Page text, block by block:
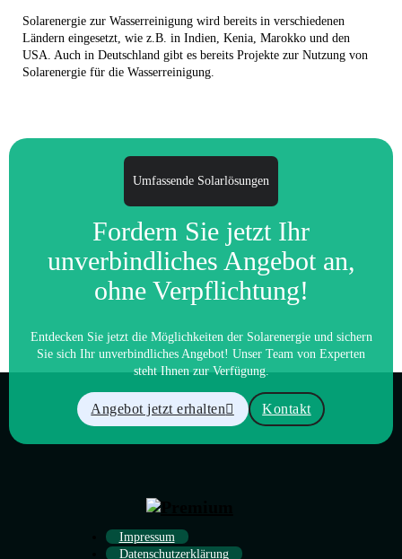
Solarenergie zur Wasserreinigung wird bereits in verschiedenen
Ländern eingesetzt, wie z.B. in Indien, Kenia, Marokko und den
USA. Auch in Deutschland gibt es bereits Projekte zur Nutzung von
Solarenergie für die Wasserreinigung.
Umfassende Solarlösungen
Fordern Sie jetzt Ihr
unverbindliches Angebot an,
ohne Verpflichtung!
Entdecken Sie jetzt die Möglichkeiten der Solarenergie und sichern
Sie sich Ihr unverbindliches Angebot! Unser Team von Experten
steht Ihnen zur Verfügung.
Angebot jetzt erhalten Kontakt
Impressum
Datenschutzerklärung